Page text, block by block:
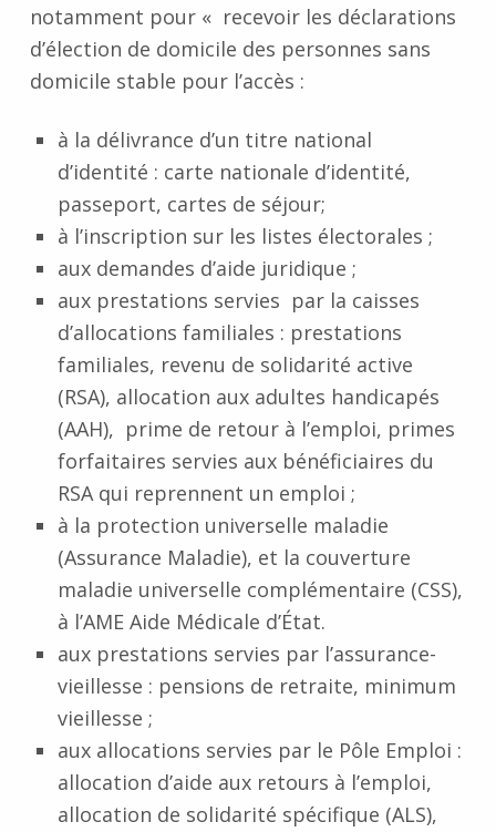
notamment pour « recevoir les déclarations
d’élection de domicile des personnes sans
domicile stable pour l’accès :
à la délivrance d’un titre national
d’identité : carte nationale d’identité,
passeport, cartes de séjour;
à l’inscription sur les listes électorales ;
aux demandes d’aide juridique ;
aux prestations servies par la caisses
d’allocations familiales : prestations
familiales, revenu de solidarité active
(RSA), allocation aux adultes handicapés
(AAH), prime de retour à l’emploi, primes
forfaitaires servies aux bénéficiaires du
RSA qui reprennent un emploi ;
à la protection universelle maladie
(Assurance Maladie), et la couverture
maladie universelle complémentaire (CSS),
à l’AME Aide Médicale d’État.
aux prestations servies par l’assurance-
vieillesse : pensions de retraite, minimum
vieillesse ;
aux allocations servies par le Pôle Emploi :
allocation d’aide aux retours à l’emploi,
allocation de solidarité spécifique (ALS),